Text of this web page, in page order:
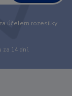
za účelem rozesílky
za 14 dní.